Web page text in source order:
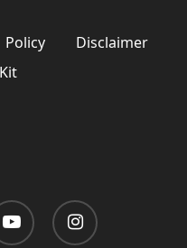
Policy
Disclaimer
instagram